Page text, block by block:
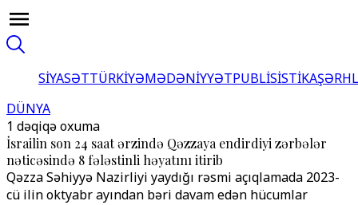
SİYASƏTTÜRKİYƏMƏDƏNİYYƏTPUBLİSİSTİKA
DÜNYA
1 dəqiqə oxuma
İsrailin son 24 saat ərzində Qəzzaya endirdiyi zərbələr
nəticəsində 8 fələstinli həyatını itirib
Qəzza Səhiyyə Nazirliyi yaydığı rəsmi açıqlamada 2023-
cü ilin oktyabr ayından bəri davam edən hücumlar